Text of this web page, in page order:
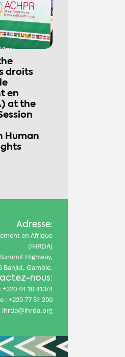
droits
en
at the
Human
Adresse:
en Afrique
(IHRDA)
Highway,
Banjul, Gambie.
nous:
+220 44 10 413/4
: +220 77 51 200